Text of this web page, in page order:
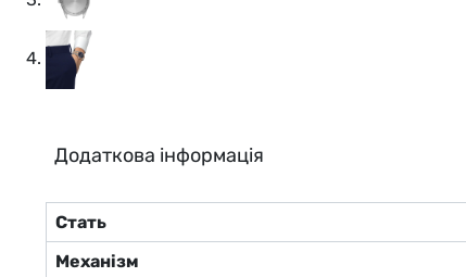
Додаткова інформація
Стать
Механізм